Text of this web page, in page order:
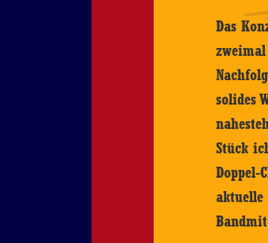
Das
solides
Stück
Doppel-
aktuelle